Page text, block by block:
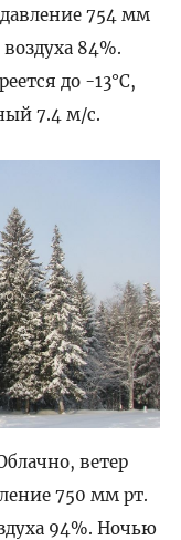
754 мм
84%.
до -13°C,
7.4 м/с.
ветер
750 мм рт.
94%. Ночью